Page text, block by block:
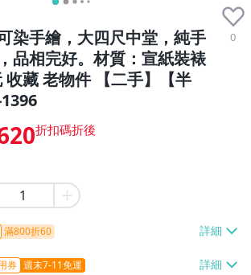
染手繪，大四尺中堂，純手
品相完好。材質：宣紙裝裱
收藏 老物件 【二手】【半
0
滿800折60
券 週末7-11免運